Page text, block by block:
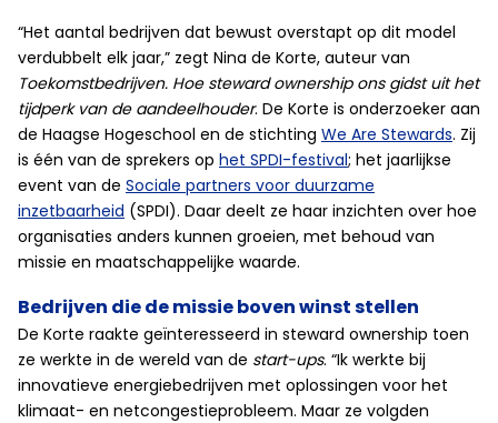
“Het aantal bedrijven dat bewust overstapt op dit model
verdubbelt elk jaar,” zegt Nina de Korte, auteur van
Toekomstbedrijven. Hoe steward ownership ons gidst uit het
tijdperk van de aandeelhouder. De Korte is onderzoeker aan
de Haagse Hogeschool en de stichting We Are Stewards. Zij
is één van de sprekers op het SPDI-festival; het jaarlijkse
event van de Sociale partners voor duurzame
inzetbaarheid (SPDI). Daar deelt ze haar inzichten over hoe
organisaties anders kunnen groeien, met behoud van
missie en maatschappelijke waarde.
Bedrijven die de missie boven winst stellen
De Korte raakte geïnteresseerd in steward ownership toen
ze werkte in de wereld van de start-ups. “Ik werkte bij
innovatieve energiebedrijven met oplossingen voor het
klimaat- en netcongestieprobleem. Maar ze volgden